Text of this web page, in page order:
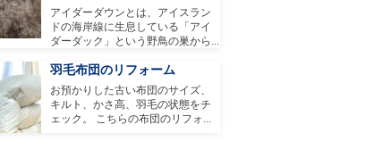
アイダーダウンとは、アイスラン
ドの海岸線に生息している「アイ
ダーダック」という野鳥の巣から...
羽毛布団のリフォーム
お預かりした古い布団のサイズ、
キルト、かさ高、羽毛の状態をチ
ェック。 こちらの布団のリフォ...